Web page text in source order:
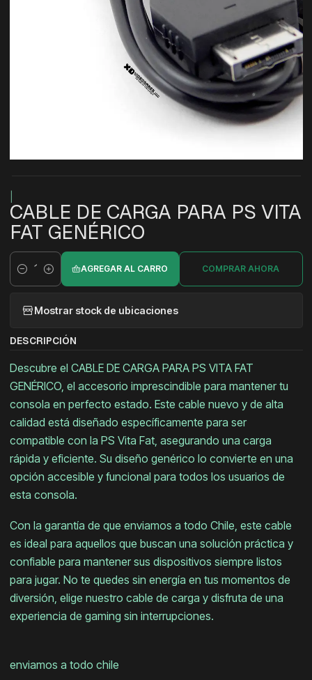
CABLE DE CARGA PARA PS VITA
FAT GENÉRICO
Cantidad
AGREGAR AL CARRO COMPRAR AHORA
Mostrar stock de ubicaciones
DESCRIPCIÓN
Descubre el CABLE DE CARGA PARA PS VITA FAT
GENÉRICO, el accesorio imprescindible para mantener tu
consola en perfecto estado. Este cable nuevo y de alta
calidad está diseñado específicamente para ser
compatible con la PS Vita Fat, asegurando una carga
rápida y eficiente. Su diseño genérico lo convierte en una
opción accesible y funcional para todos los usuarios de
esta consola.
Con la garantía de que enviamos a todo Chile, este cable
es ideal para aquellos que buscan una solución práctica y
confiable para mantener sus dispositivos siempre listos
para jugar. No te quedes sin energía en tus momentos de
diversión, elige nuestro cable de carga y disfruta de una
experiencia de gaming sin interrupciones.
enviamos a todo chile